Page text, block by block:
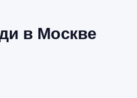
в Москве